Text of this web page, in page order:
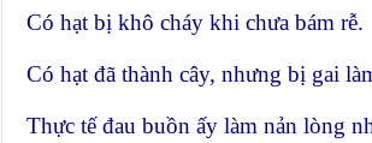
Có hạt bị khô cháy khi chưa bám rễ.
Có hạt đã thành cây, nhưng bị gai
Thực tế đau buồn ấy làm nản lòng